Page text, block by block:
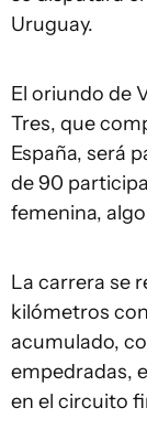
Uruguay.
El oriundo de
Tres, que
España, será
de 90
femenina,
La carrera se
kilómetros
acumulado,
empedradas,
en el circuito